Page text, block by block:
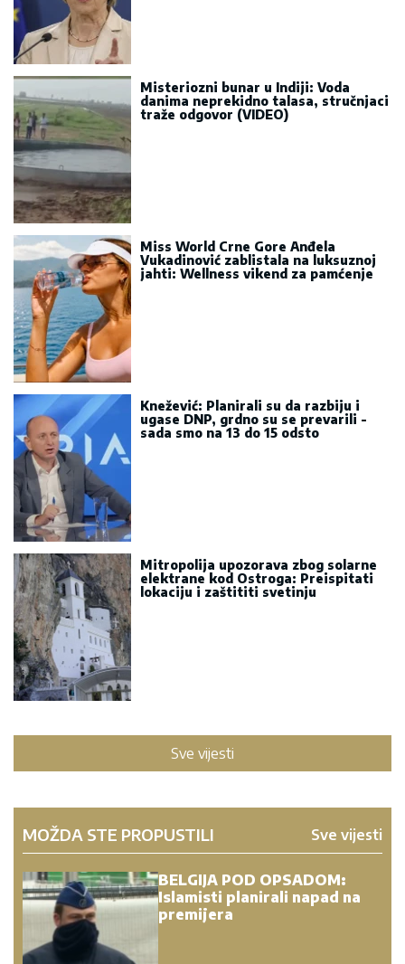
Misteriozni bunar u Indiji: Voda
danima neprekidno talasa, stručnjaci
traže odgovor (VIDEO)
Miss World Crne Gore Anđela
Vukadinović zablistala na luksuznoj
jahti: Wellness vikend za pamćenje
Knežević: Planirali su da razbiju i
ugase DNP, grdno su se prevarili -
sada smo na 13 do 15 odsto
Mitropolija upozorava zbog solarne
elektrane kod Ostroga: Preispitati
lokaciju i zaštititi svetinju
Sve vijesti
MOŽDA STE PROPUSTILI Sve vijesti
BELGIJA POD OPSADOM:
Islamisti planirali napad na
premijera